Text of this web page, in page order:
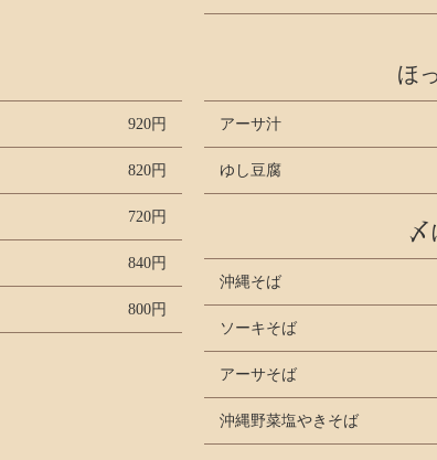
920円
820円
720円
840円
800円
ほ
アーサ汁
ゆし豆腐
〆
沖縄そば
ソーキそば
アーサそば
沖縄野菜塩やきそば